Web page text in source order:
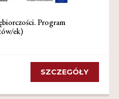
Program
ek)
SZCZEGÓŁY